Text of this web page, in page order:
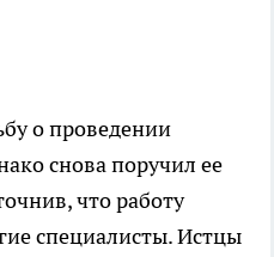
о проведении
снова поручил ее
что работу
специалисты. Истцы